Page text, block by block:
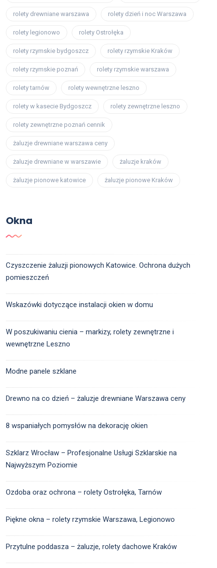
rolety drewniane warszawa rolety dzień i noc Warszawa
rolety legionowo rolety Ostrołęka
rolety rzymskie bydgoszcz rolety rzymskie Kraków
rolety rzymskie poznań rolety rzymskie warszawa
rolety tarnów rolety wewnętrzne leszno
rolety w kasecie Bydgoszcz rolety zewnętrzne leszno
rolety zewnętrzne poznań cennik
żaluzje drewniane warszawa ceny
żaluzje drewniane w warszawie żaluzje kraków
żaluzje pionowe katowice żaluzje pionowe Kraków
Okna
Czyszczenie żaluzji pionowych Katowice. Ochrona dużych
pomieszczeń
Wskazówki dotyczące instalacji okien w domu
W poszukiwaniu cienia – markizy, rolety zewnętrzne i
wewnętrzne Leszno
Modne panele szklane
Drewno na co dzień – żaluzje drewniane Warszawa ceny
8 wspaniałych pomysłów na dekorację okien
Szklarz Wrocław – Profesjonalne Usługi Szklarskie na
Najwyższym Poziomie
Ozdoba oraz ochrona – rolety Ostrołęka, Tarnów
Piękne okna – rolety rzymskie Warszawa, Legionowo
Przytulne poddasza – żaluzje, rolety dachowe Kraków